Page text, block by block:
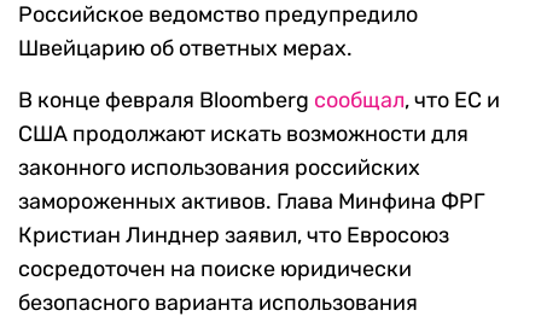
Российское ведомство предупредило
Швейцарию об ответных мерах.
В конце февраля Bloomberg сообщал, что ЕС и
США продолжают искать возможности для
законного использования российских
замороженных активов. Глава Минфина ФРГ
Кристиан Линднер заявил, что Евросоюз
сосредоточен на поиске юридически
безопасного варианта использования